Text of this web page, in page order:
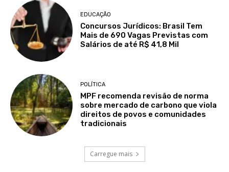
EDUCAÇÃO
Concursos Jurídicos: Brasil Tem
Mais de 690 Vagas Previstas com
Salários de até R$ 41,8 Mil
POLÍTICA
MPF recomenda revisão de norma
sobre mercado de carbono que viola
direitos de povos e comunidades
tradicionais
Carregue mais